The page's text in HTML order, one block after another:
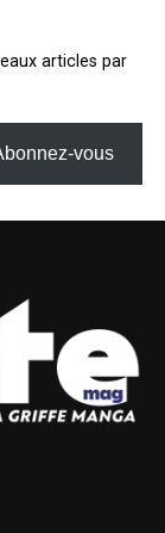
articles par
vous